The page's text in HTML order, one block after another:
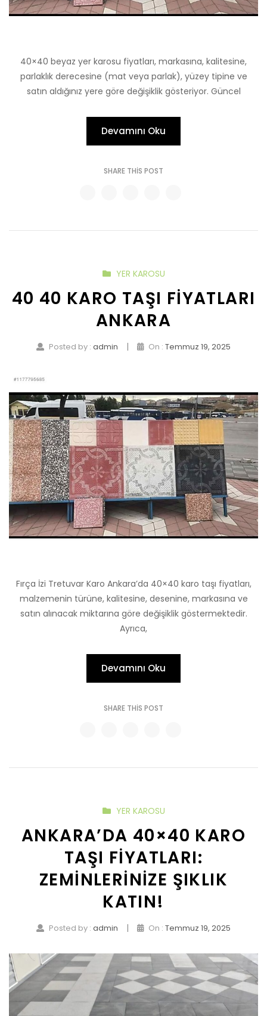
40×40 beyaz yer karosu fiyatları, markasına, kalitesine,
parlaklık derecesine (mat veya parlak), yüzey tipine ve
satın aldığınız yere göre değişiklik gösteriyor. Güncel
Devamını Oku
SHARE THIS POST
YER KAROSU
40 40 KARO TAŞI FIYATLARI
ANKARA
Posted by : admin | On : Temmuz 19, 2025
Fırça İzi Tretuvar Karo Ankara’da 40×40 karo taşı fiyatları,
malzemenin türüne, kalitesine, desenine, markasına ve
satın alınacak miktarına göre değişiklik göstermektedir.
Ayrıca,
Devamını Oku
SHARE THIS POST
YER KAROSU
ANKARA’DA 40×40 KARO
TAŞI FIYATLARI:
ZEMINLERINIZE ŞIKLIK
KATIN!
Posted by : admin | On : Temmuz 19, 2025